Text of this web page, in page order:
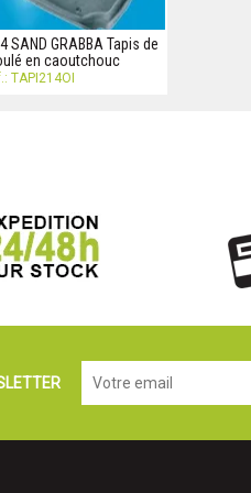
SAND GRABBA Tapis de
en caoutchouc
TAPI214OI